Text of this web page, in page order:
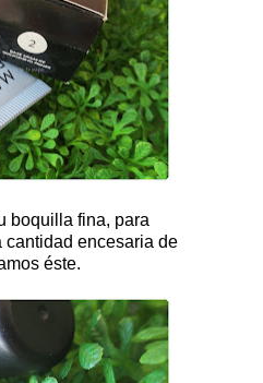
boquilla fina, para
cantidad encesaria de
éste.